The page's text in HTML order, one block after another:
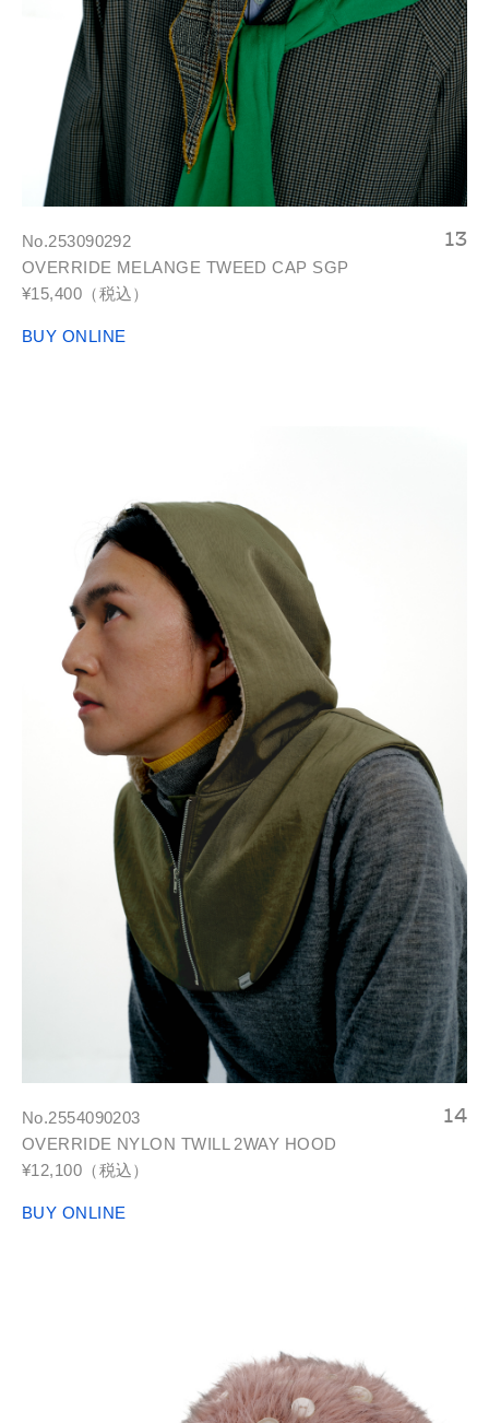
No.253090292
OVERRIDE MELANGE TWEED CAP SGP
¥15,400（税込）
BUY ONLINE
No.2554090203
OVERRIDE NYLON TWILL 2WAY HOOD
¥12,100（税込）
BUY ONLINE